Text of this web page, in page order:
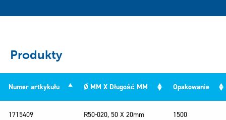
Produkty
Numer artkykułu Ø MM X Długość MM
Opakowanie
1715409
R50-020, 50 X 20mm 1500